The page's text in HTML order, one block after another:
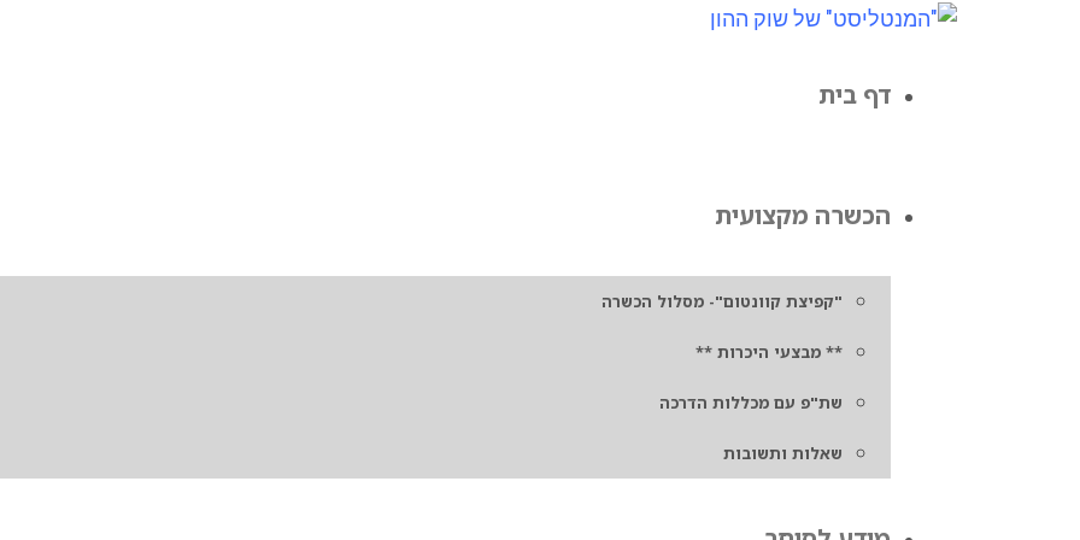
דף בית
הכשרה מקצועית
"קפיצת קוונטום"- מסלול הכשרה
** מבצעי היכרות **
שת"פ עם מכללות הדרכה
שאלות ותשובות